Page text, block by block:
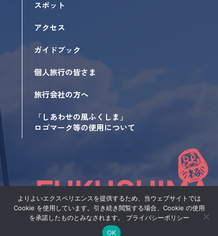
スポット
アクセス
ガイドブック
個人旅行の皆さま
旅行会社の方へ
「しあわせの風ふくしま」
ロゴマーク等の使用について
サイトポリシー
©福島県デスティネーションキャンペーン実行委員会
よりよいエクスペリエンスを提供するため、当ウェブサイトでは
Cookie を使用しています。引き続き閲覧する場合、Cookie の使用
を承諾したものとみなされます。 プライバシーポリシー
OK